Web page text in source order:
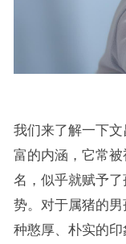
我们来了解一下
富的内涵，它常
名，似乎就赋予
势。对于属猪的
种憨厚、朴实的